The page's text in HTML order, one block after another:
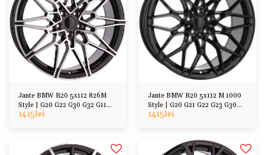
Jante BMW R20 5x112 826M
Style | G20 G22 G30 G32 G11
G70 G01 G02
1415lei
Jante BMW R20 5x112 M 1000
Style | G20 G21 G22 G23 G30
G31 G11 G12
1415lei